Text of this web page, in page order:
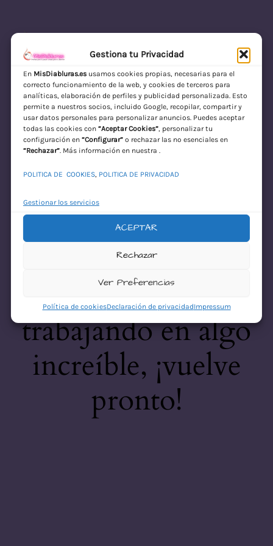
Gestiona tu Privacidad
En MisDiabluras.esusamos cookies propias, necesarias para el
correcto funcionamiento de la web, y cookies de terceros para
analíticas, elaboración de perfiles y publicidad personalizada. Esto
permite a nuestros socios, incluido Google, recopilar, compartir y
usar datos personales para personalizar anuncios. Puedes aceptar
todas las cookies con “Aceptar Cookies”, personalizar tu
configuración en “Configurar”o rechazar las no esenciales en
“Rechazar”. Más información en nuestra .
POLITICA DE COOKIES, POLITICA DE PRIVACIDAD
Gestionar los servicios
ACEPTAR
Rechazar
Ver Preferencias
Política de cookiesDeclaración de privacidadImpressum
MisDiabluras | Sexshop Online con Envío
Discreto en España
Acceder
¡Disculpa este
desastre! Estamos
trabajando en algo
increíble, ¡vuelve
pronto!